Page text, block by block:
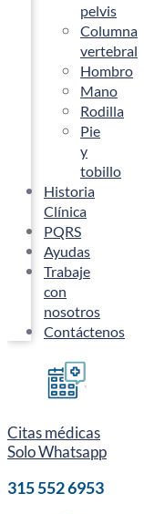
pelvis
Columna
vertebral
Hombro
Mano
Rodilla
Pie
y
tobillo
Historia
Clínica
PQRS
Ayudas
Trabaje
con
nosotros
Contáctenos
Citas médicas
Solo Whatsapp
315 552 6953